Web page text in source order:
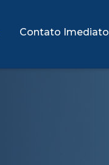
Contato Imediato